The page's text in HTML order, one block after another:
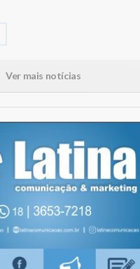
Ver mais notícias